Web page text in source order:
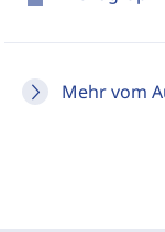
Mehr vom